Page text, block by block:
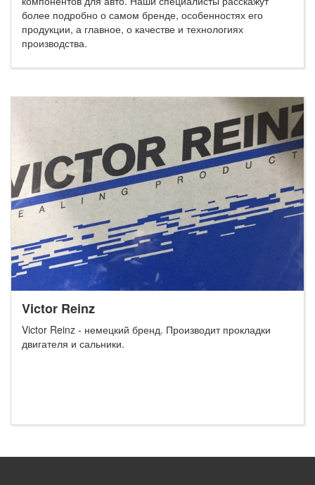
более подробно о самом бренде, особенностях его
продукции, а главное, о качестве и технологиях
производства.
Victor Reinz
Victor Reinz - немецкий бренд. Производит прокладки
двигателя и сальники.